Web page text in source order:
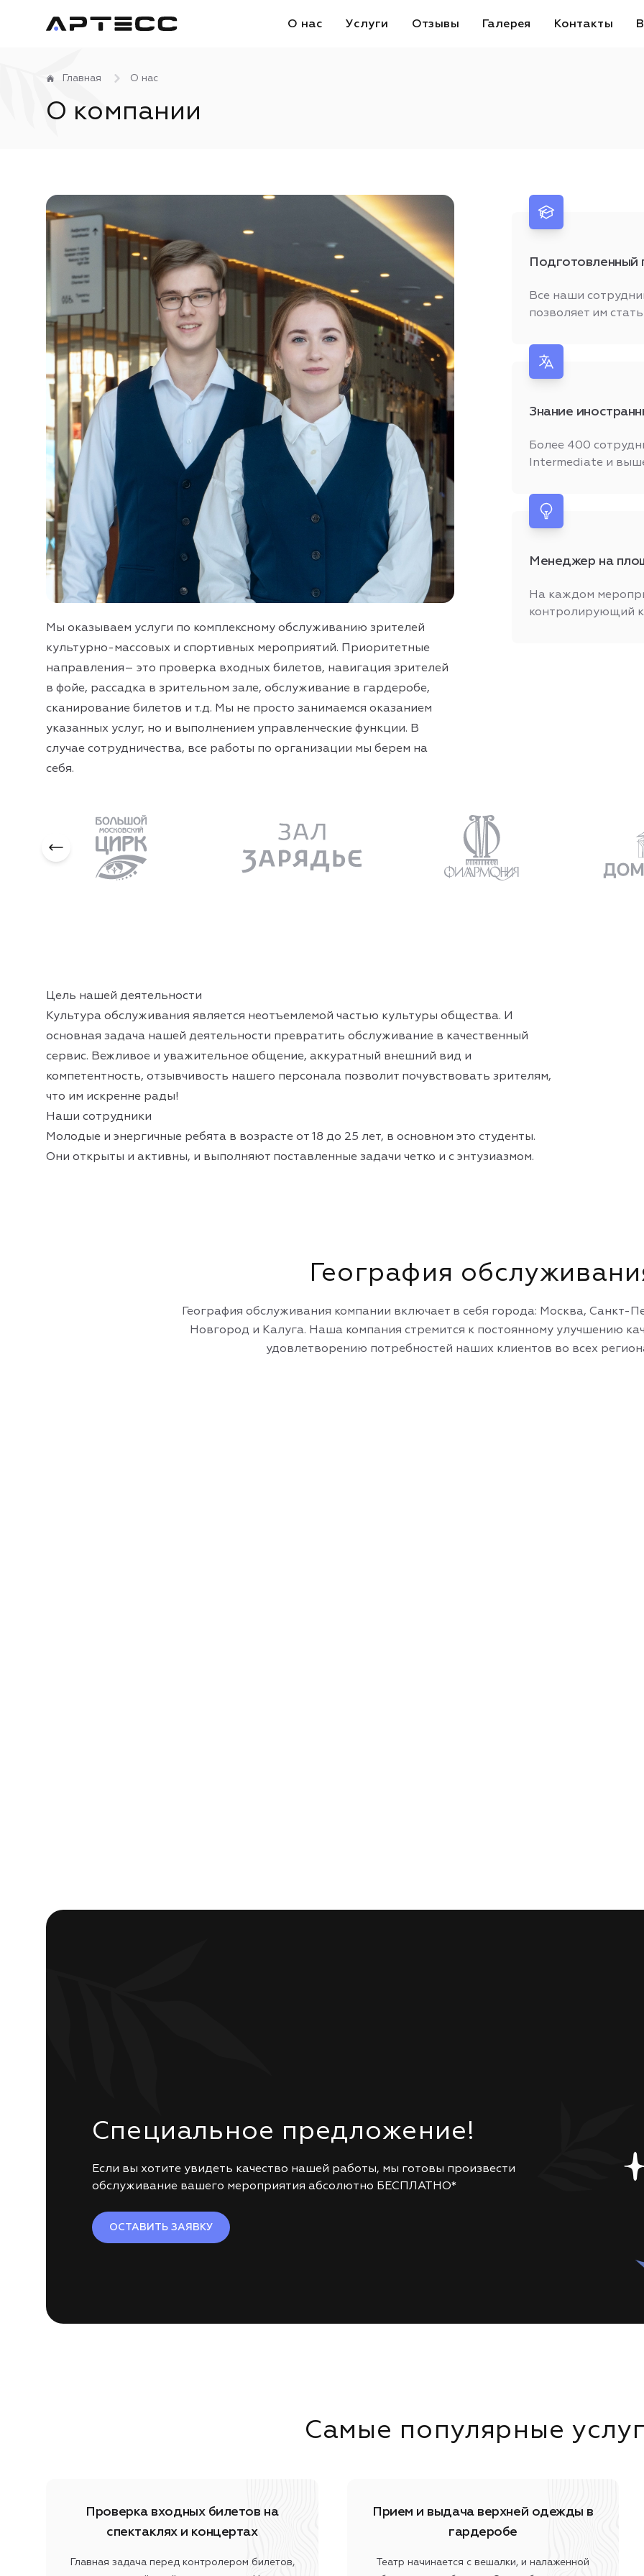
О нас Услуги Отзывы Галерея Контакты
Главная О нас
О компании
Мы оказываем услуги по комплексному обслуживанию зрителей
культурно-массовых и спортивных мероприятий. Приоритетные
направления– это проверка входных билетов, навигация зрителей
в фойе, рассадка в зрительном зале, обслуживание в гардеробе,
сканирование билетов и т.д. Мы не просто занимаемся оказанием
указанных услуг, но и выполнением управленческие функции. В
случае сотрудничества, все работы по организации мы берем на
себя.
Подготовленный
Все наши
позволяет им
Знание
Более 400
Intermediate и
Менеджер на
На каждом
контролирующий
Цель нашей деятельности
Культура обслуживания является неотъемлемой частью культуры общества. И
основная задача нашей деятельности превратить обслуживание в качественный
сервис. Вежливое и уважительное общение, аккуратный внешний вид и
компетентность, отзывчивость нашего персонала позволит почувствовать зрителям,
что им искренне рады!
Наши сотрудники
Молодые и энергичные ребята в возрасте от 18 до 25 лет, в основном это студенты.
Они открыты и активны, и выполняют поставленные задачи четко и с энтузиазмом.
География
География обслуживания компании включает в себя города: Москва, Санкт-
Новгород и Калуга. Наша компания стремится к постоянному улучшению
удовлетворению потребностей наших клиентов во всех
Специальное предложение!
Если вы хотите увидеть качество нашей работы, мы готовы произвести
обслуживание вашего мероприятия абсолютно БЕСПЛАТНО*
ОСТАВИТЬ ЗАЯВКУ
Самые популярные
Проверка входных билетов на
спектаклях и концертах
Главная задача перед контролером билетов,
Прием и выдача верхней одежды в
гардеробе
Театр начинается с вешалки, и налаженной